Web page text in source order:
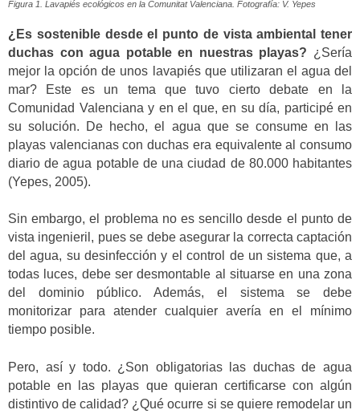
Figura 1. Lavapiés ecológicos en la Comunitat Valenciana. Fotografía: V. Yepes
¿Es sostenible desde el punto de vista ambiental tener
duchas con agua potable en nuestras playas? ¿Sería
mejor la opción de unos lavapiés que utilizaran el agua del
mar? Este es un tema que tuvo cierto debate en la
Comunidad Valenciana y en el que, en su día, participé en
su solución. De hecho, el agua que se consume en las
playas valencianas con duchas era equivalente al consumo
diario de agua potable de una ciudad de 80.000 habitantes
(Yepes, 2005).
Sin embargo, el problema no es sencillo desde el punto de
vista ingenieril, pues se debe asegurar la correcta captación
del agua, su desinfección y el control de un sistema que, a
todas luces, debe ser desmontable al situarse en una zona
del dominio público. Además, el sistema se debe
monitorizar para atender cualquier avería en el mínimo
tiempo posible.
Pero, así y todo. ¿Son obligatorias las duchas de agua
potable en las playas que quieran certificarse con algún
distintivo de calidad? ¿Qué ocurre si se quiere remodelar un